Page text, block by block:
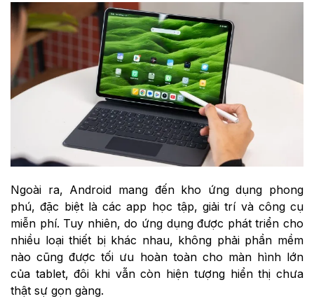
Ngoài ra, Android mang đến kho ứng dụng phong
phú, đặc biệt là các app học tập, giải trí và công cụ
miễn phí. Tuy nhiên, do ứng dụng được phát triển cho
nhiều loại thiết bị khác nhau, không phải phần mềm
nào cũng được tối ưu hoàn toàn cho màn hình lớn
của tablet, đôi khi vẫn còn hiện tượng hiển thị chưa
thật sự gọn gàng.